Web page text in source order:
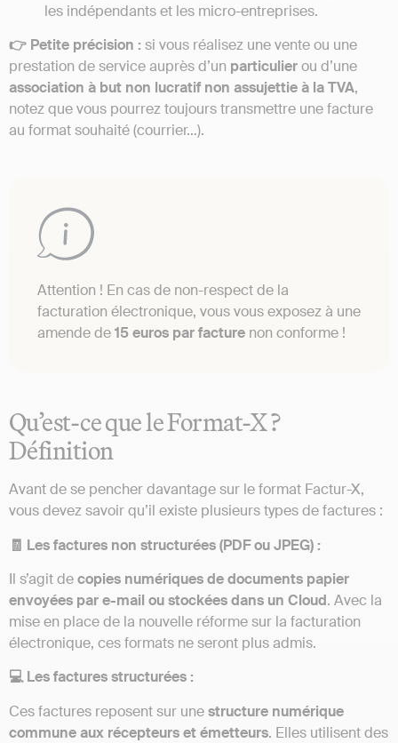
les indépendants et les micro-entreprises.
👉 Petite précision : si vous réalisez une vente ou une
prestation de service auprès d’un particulierou d’une
association à but non lucratif non assujettie à la TVA,
notez que vous pourrez toujours transmettre une facture
au format souhaité (courrier…).
Attention ! En cas de non-respect de la
facturation électronique, vous vous exposez à une
amende de15 euros par facture non conforme !
Qu’est-ce que le Format-X ?
Définition
Avant de se pencher davantage sur le format Factur-X,
vous devez savoir qu’il existe plusieurs types de factures :
🧾 Les factures non structurées (PDF ou JPEG) :
Il s’agit decopies numériques de documents papier
envoyées par e-mail ou stockées dans un Cloud. Avec la
mise en place de la nouvelle réforme sur la facturation
électronique, ces formats ne seront plus admis.
💻 Les factures structurées :
Ces factures reposent sur unestructure numérique
commune aux récepteurs et émetteurs. Elles utilisent des